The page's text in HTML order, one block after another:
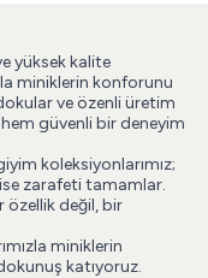
yüksek kalite
miniklerin konforunu
ve özenli üretim
güvenli bir deneyim
koleksiyonlarımız;
zarafeti tamamlar.
özellik değil, bir
miniklerin
katıyoruz.